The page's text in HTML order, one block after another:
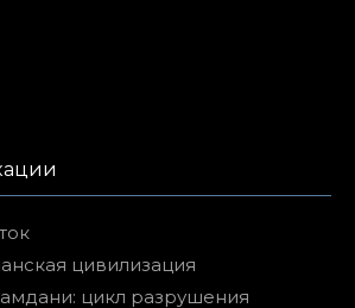
цивилизация
цикл разрушения